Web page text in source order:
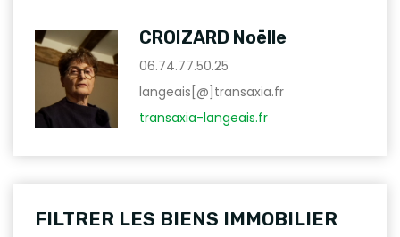
CROIZARD Noëlle
06.74.77.50.25
langeais[@]transaxia.fr
transaxia-langeais.fr
FILTRER LES BIENS IMMOBILIER